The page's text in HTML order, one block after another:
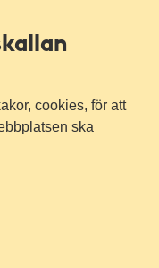
cookies, för att
ska